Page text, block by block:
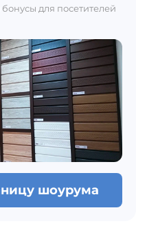
для посетителей
шоурума